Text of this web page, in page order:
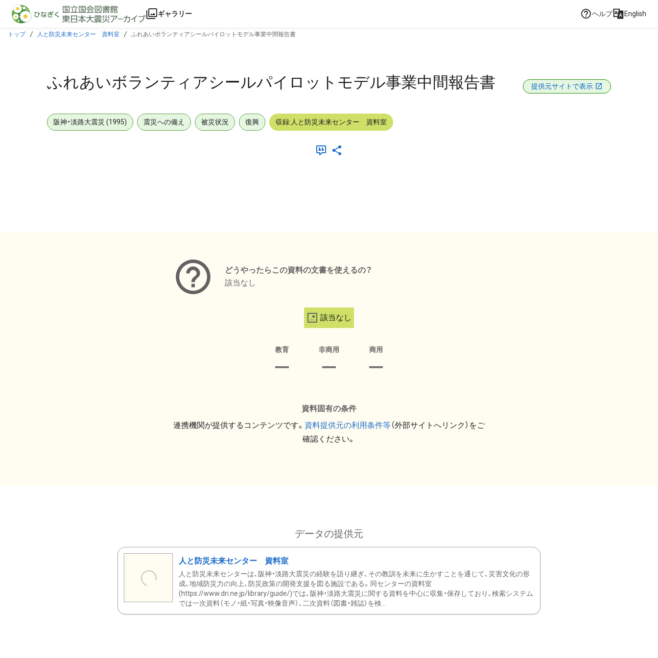
本文に飛ぶ
ギャラリー ヘルプ English
トップ 人と防災未来センター 資料室 ふれあいボランティアシールパイロットモデル事業中間報告書
ふれあいボランティアシールパイロットモデル事業中間報告書 提供元サイトで表示
阪神・淡路大震災 (1995) 震災への備え 被災状況 復興 収録:人と防災未来センター 資料室
どうやったらこの資料の文書を使えるの？
該当なし
該当なし
教育 非商用 商用
資料固有の条件
連携機関が提供するコンテンツです。 資料提供元の利用条件等（外部サイトへリンク）をご
確認ください。
データの提供元
人と防災未来センター 資料室
人と防災未来センターは、阪神・淡路大震災の経験を語り継ぎ、その教訓を未来に生かすことを通じて、災害文化の形
成、地域防災力の向上、防災政策の開発支援を図る施設である。同センターの資料室
(https://www.dri.ne.jp/library/guide/)では、阪神・淡路大震災に関する資料を中心に収集・保存しており、検索システム
では一次資料（モノ・紙・写真・映像音声）、二次資料（図書・雑誌）を検...